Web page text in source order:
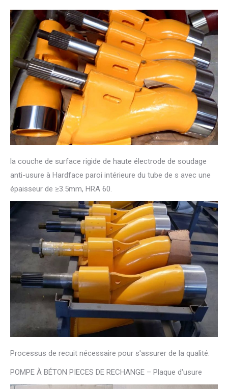
la couche de surface rigide de haute électrode de soudage
anti-usure à Hardface paroi intérieure du tube de s avec une
épaisseur de ≥3.5mm, HRA 60.
Processus de recuit nécessaire pour s'assurer de la qualité.
POMPE À BÉTON PIECES DE RECHANGE – Plaque d'usure